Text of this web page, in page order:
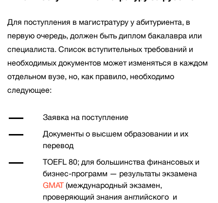
Для поступления в магистратуру у абитуриента, в
первую очередь, должен быть диплом бакалавра или
специалиста. Список вступительных требований и
необходимых документов может изменяться в каждом
отдельном вузе, но, как правило, необходимо
следующее:
Заявка на поступление
Документы о высшем образовании и их
перевод
TOEFL 80; для большинства финансовых и
бизнес-программ — результаты экзамена
GMAT(международный экзамен,
проверяющий знания английского и